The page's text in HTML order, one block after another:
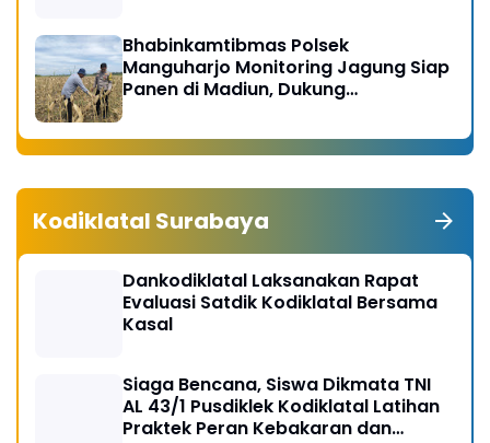
Bhabinkamtibmas Polsek
Manguharjo Monitoring Jagung Siap
Panen di Madiun, Dukung
Kodiklatal Surabaya
Dankodiklatal Laksanakan Rapat
Evaluasi Satdik Kodiklatal Bersama
Kasal
Siaga Bencana, Siswa Dikmata TNI
AL 43/1 Pusdiklek Kodiklatal Latihan
Praktek Peran Kebakaran dan